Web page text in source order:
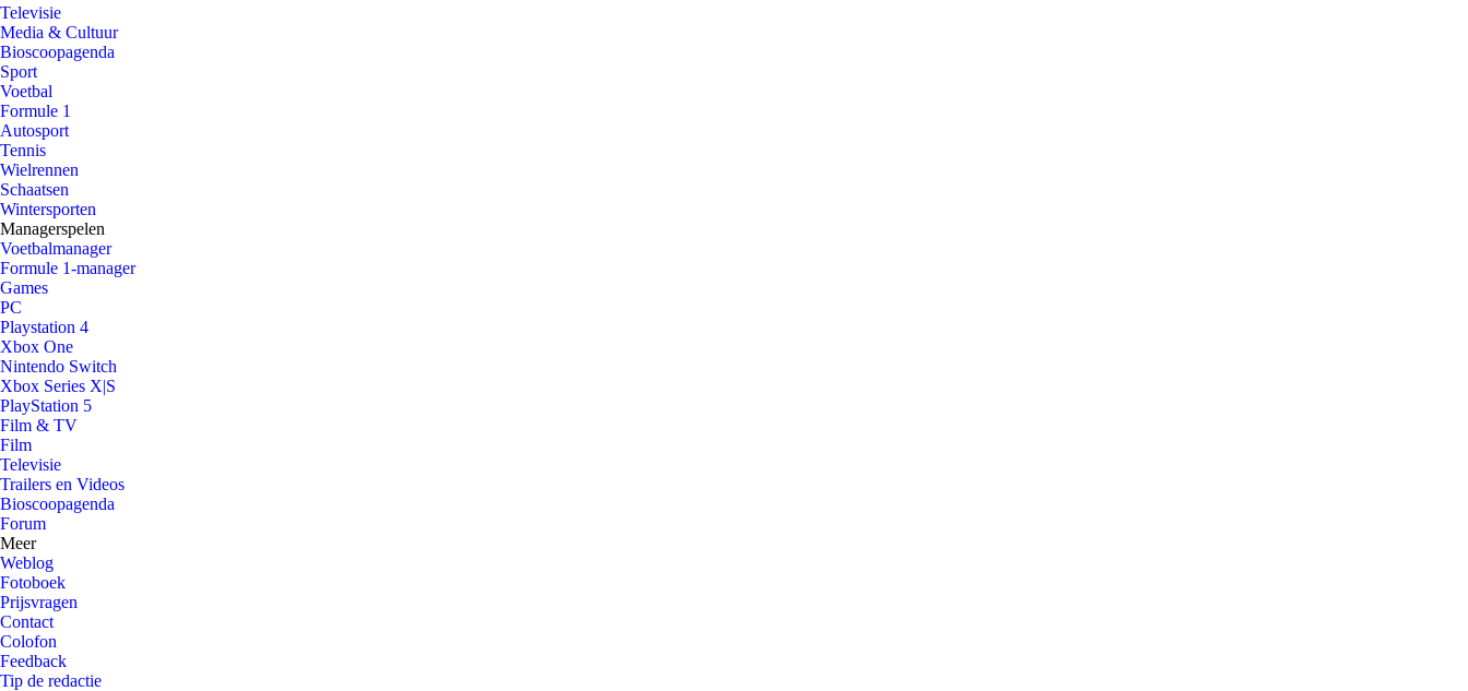
Televisie
Media & Cultuur
Bioscoopagenda
Sport
Voetbal
Formule 1
Autosport
Tennis
Wielrennen
Schaatsen
Wintersporten
Managerspelen
Voetbalmanager
Formule 1-manager
Games
PC
Playstation 4
Xbox One
Nintendo Switch
Xbox Series X|S
PlayStation 5
Film & TV
Film
Televisie
Trailers en Videos
Bioscoopagenda
Forum
Meer
Weblog
Fotoboek
Prijsvragen
Contact
Colofon
Feedback
Tip de redactie